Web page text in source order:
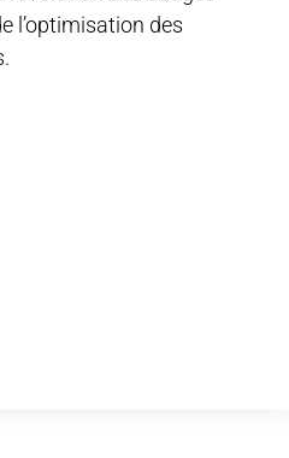
l’optimisation des